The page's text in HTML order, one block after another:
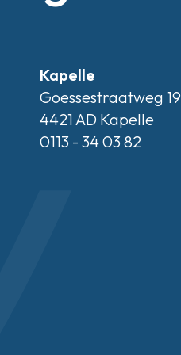
Kapelle
Goessestraatweg 19
4421 AD Kapelle
0113 - 34 03 82